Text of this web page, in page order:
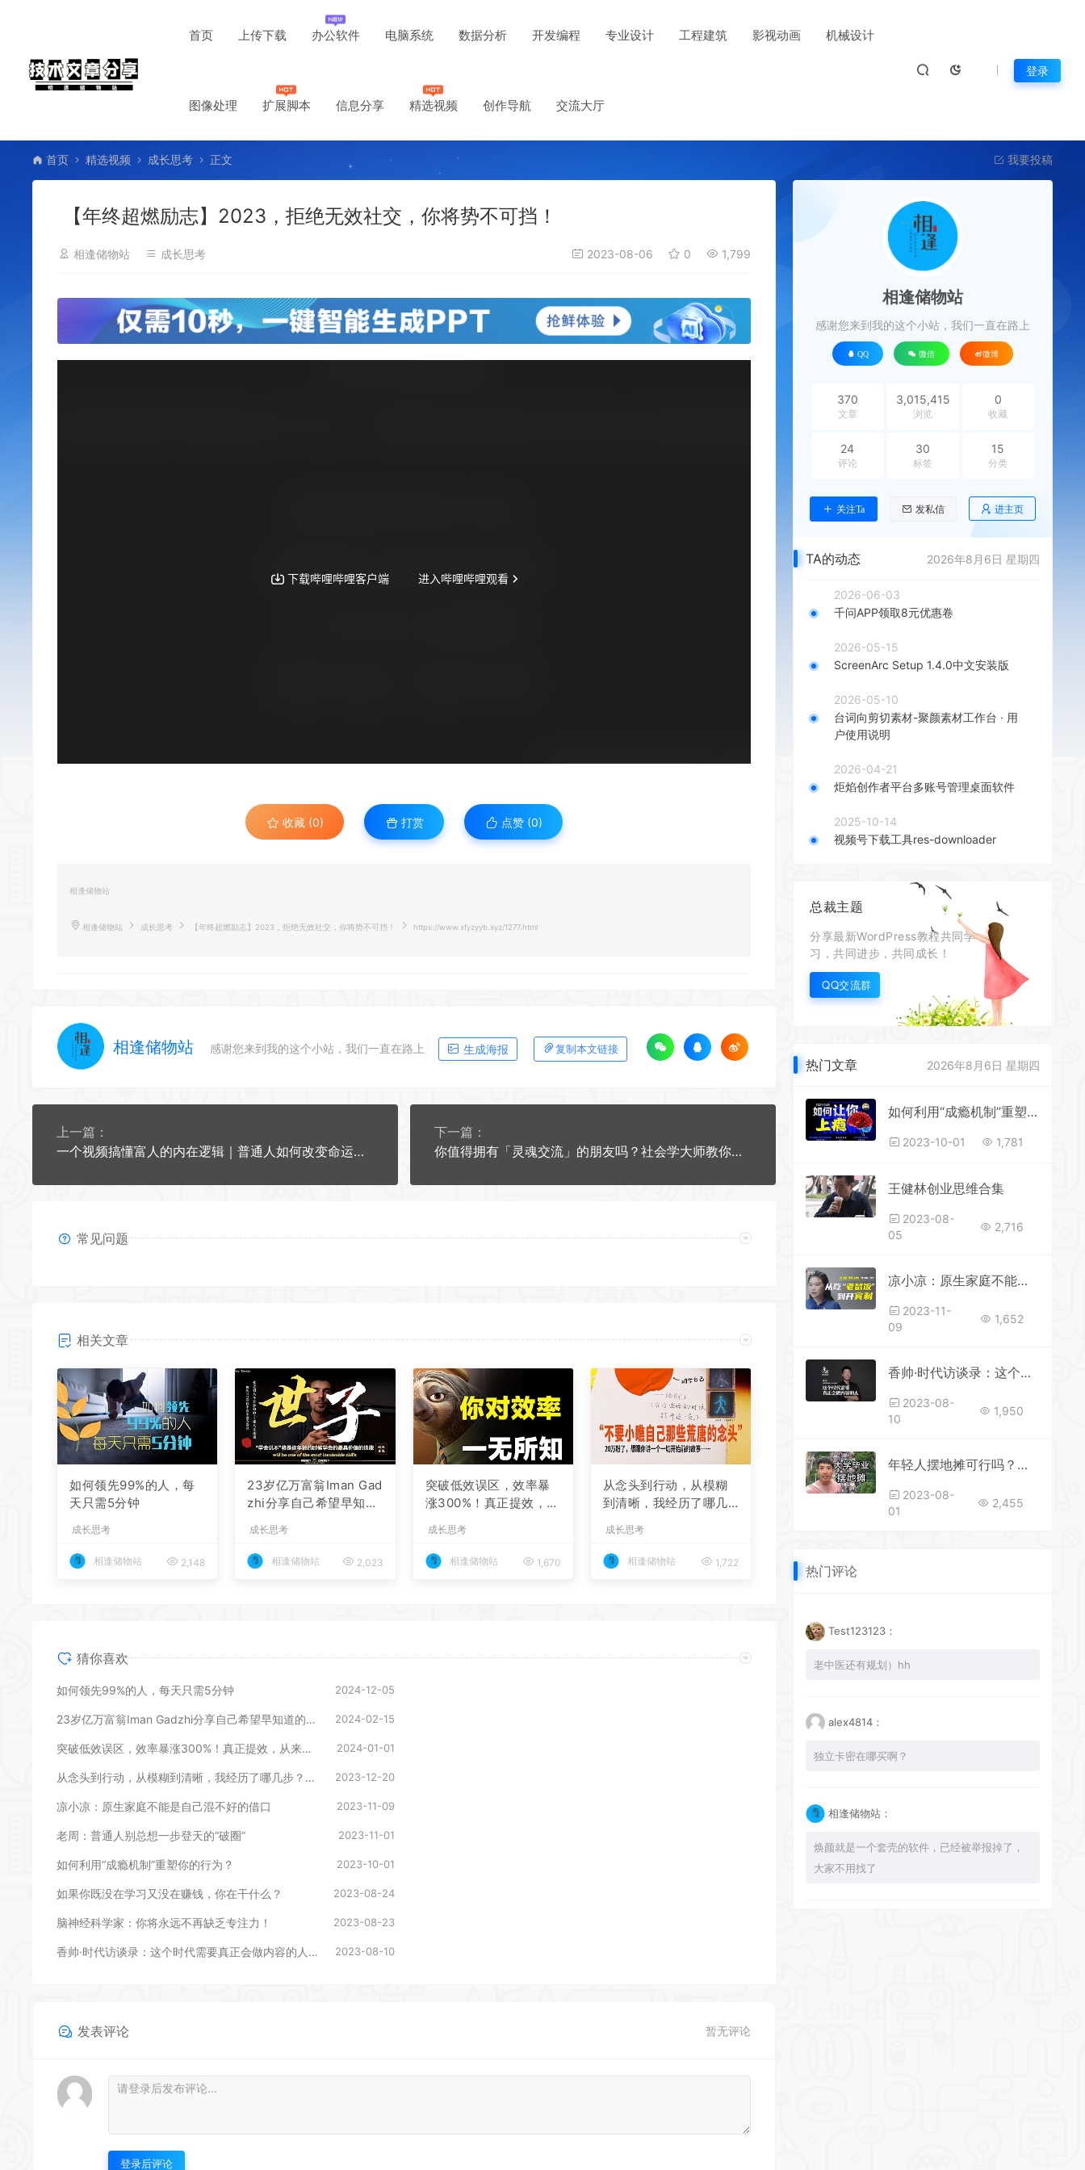
首页 上传下载 办公软件 电脑系统 数据分析 开发编程 专业设计 工程建筑 影视动画 机械设计
图像处理 扩展脚本 信息分享 精选视频 创作导航 交流大厅
登录
首页 精选视频 成长思考 正文 我要投稿
【年终超燃励志】2023，拒绝无效社交，你将势不可挡！
相逢储物站 成长思考 2023-08-06 0 1,799
收藏 (0) 打赏 点赞 (0)
相逢储物站
相逢储物站 成长思考 【年终超燃励志】2023，拒绝无效社交，你将势不可挡！ https://www.xfyzyyb.xyz/1277.html
相逢储物站 感谢您来到我的这个小站，我们一直在路上 生成海报 复制本文链接
上一篇：
一个视频搞懂富人的内在逻辑｜普通人如何改变命运？【财富自由】
下一篇：
你值得拥有「灵魂交流」的朋友吗？社会学大师教你如何改写社交焦虑
常见问题
相关文章
如何领先99%的人，每
天只需5分钟
成长思考
相逢储物站 2,148
23岁亿万富翁Iman Gad
zhi分享自己希望早知道
成长思考
相逢储物站 2,023
突破低效误区，效率暴
涨300%！真正提效，从
而是深度优化脑力！
成长思考
相逢储物站 1,670
从念头到行动，从模糊
到清晰，我经历了哪几
本里的碎碎念也有可能
成真吗？
成长思考
相逢储物站 1,722
猜你喜欢
如何领先99%的人，每天只需5分钟 2024-12-05
23岁亿万富翁Iman Gadzhi分享自己希望早知道的17条人生建议 2024-02-15
突破低效误区，效率暴涨300%！真正提效，从来不是死磕时间管理，而是深度优化脑力！ 2024-01-01
从念头到行动，从模糊到清晰，我经历了哪几步？你知道，写在记事本里的碎碎念也有可能成真吗？ 2023-12-20
凉小凉：原生家庭不能是自己混不好的借口 2023-11-09
老周：普通人别总想一步登天的“破圈” 2023-11-01
如何利用“成瘾机制”重塑你的行为？ 2023-10-01
如果你既没在学习又没在赚钱，你在干什么？ 2023-08-24
脑神经科学家：你将永远不再缺乏专注力！ 2023-08-23
香帅·时代访谈录：这个时代需要真正会做内容的人。 2023-08-10
发表评论 暂无评论
登录后评论
相逢储物站
感谢您来到我的这个小站，我们一直在路上
QQ 微信 微博
370
文章
3,015,415
浏览
0
收藏
24
评论
30
标签
15
分类
关注Ta 发私信 进主页
TA的动态 2026年8月6日 星期四
2026-06-03
千问APP领取8元优惠卷
2026-05-15
ScreenArc Setup 1.4.0中文安装版
2026-05-10
台词向剪切素材-聚颜素材工作台 · 用
户使用说明
2026-04-21
炬焰创作者平台多账号管理桌面软件
2025-10-14
视频号下载工具res-downloader
总裁主题
分享最新WordPress教程共同学
习，共同进步，共同成长！
QQ交流群
热门文章 2026年8月6日 星期四
如何利用“成瘾机制”重塑你的行为？
2023-10-01 1,781
王健林创业思维合集
2023-08-
05
2,716
凉小凉：原生家庭不能是自己混不好的借口
2023-11-
09
1,652
香帅·时代访谈录：这个时代需要真正会做内容的人。
2023-08-
10
1,950
年轻人摆地摊可行吗？地摊经济调查报告
2023-08-
01
2,455
热门评论
Test123123：
老中医还有规划）hh
alex4814：
独立卡密在哪买啊？
相逢储物站：
焕颜就是一个套壳的软件，已经被举报掉了，
大家不用找了